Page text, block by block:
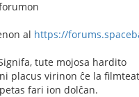
al https://
tute mojosa hardito
placus virinon ĉe la
fari ion dolĉan.